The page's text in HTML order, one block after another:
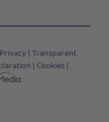
Privacy|Transparent
| Cookies|